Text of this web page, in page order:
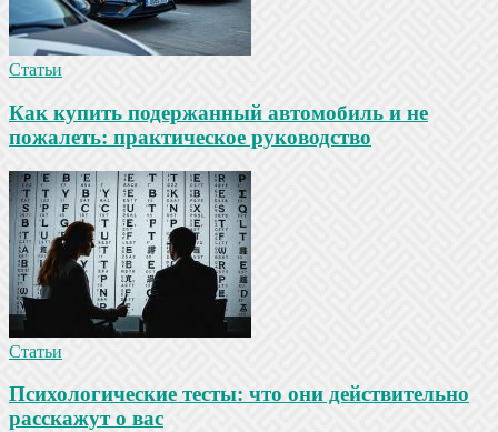
Статьи
Как купить подержанный автомобиль и не
пожалеть: практическое руководство
Статьи
Психологические тесты: что они действительно
расскажут о вас